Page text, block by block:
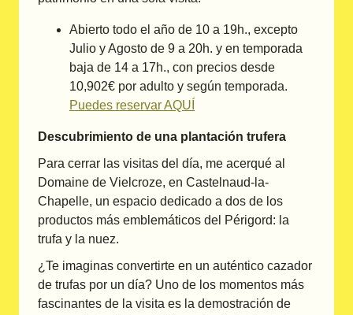
Abierto todo el año de 10 a 19h., excepto
Julio y Agosto de 9 a 20h. y en temporada
baja de 14 a 17h., con precios desde
10,902€ por adulto y según temporada.
Puedes reservar AQUÍ
Descubrimiento de una plantación trufera
Para cerrar las visitas del día, me acerqué al
Domaine de Vielcroze, en Castelnaud-la-
Chapelle, un espacio dedicado a dos de los
productos más emblemáticos del Périgord: la
trufa y la nuez.
¿Te imaginas convertirte en un auténtico cazador
de trufas por un día? Uno de los momentos más
fascinantes de la visita es la demostración de